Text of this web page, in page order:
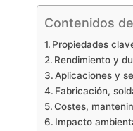
Contenidos
Propiedades
Rendimiento y
Aplicaciones y
Fabricación,
Costes,
Impacto